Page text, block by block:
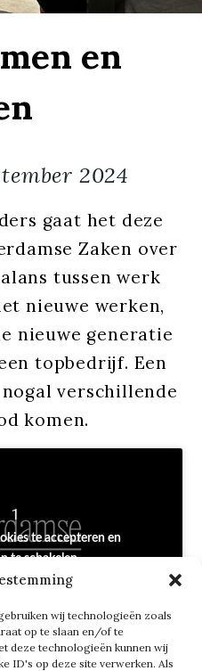
wij technologieën zoals
op te slaan en/of te
deze technologieën kunnen wij
ID's op deze site verwerken. Als
en
2024
gaat het deze
Zaken over
tussen werk
nieuwe werken,
nieuwe generatie
topbedrijf. Een
verschillende
komen.
te accepteren en
te schakelen